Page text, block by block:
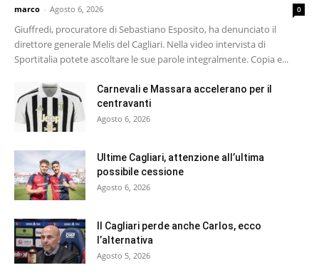
marco - Agosto 6, 2026 0
Giuffredi, procuratore di Sebastiano Esposito, ha denunciato il
direttore generale Melis del Cagliari. Nella video intervista di
Sportitalia potete ascoltare le sue parole integralmente. Copia e...
Carnevali e Massara accelerano per il
centravanti
Agosto 6, 2026
Ultime Cagliari, attenzione all’ultima
possibile cessione
Agosto 6, 2026
Il Cagliari perde anche Carlos, ecco
l’alternativa
Agosto 5, 2026